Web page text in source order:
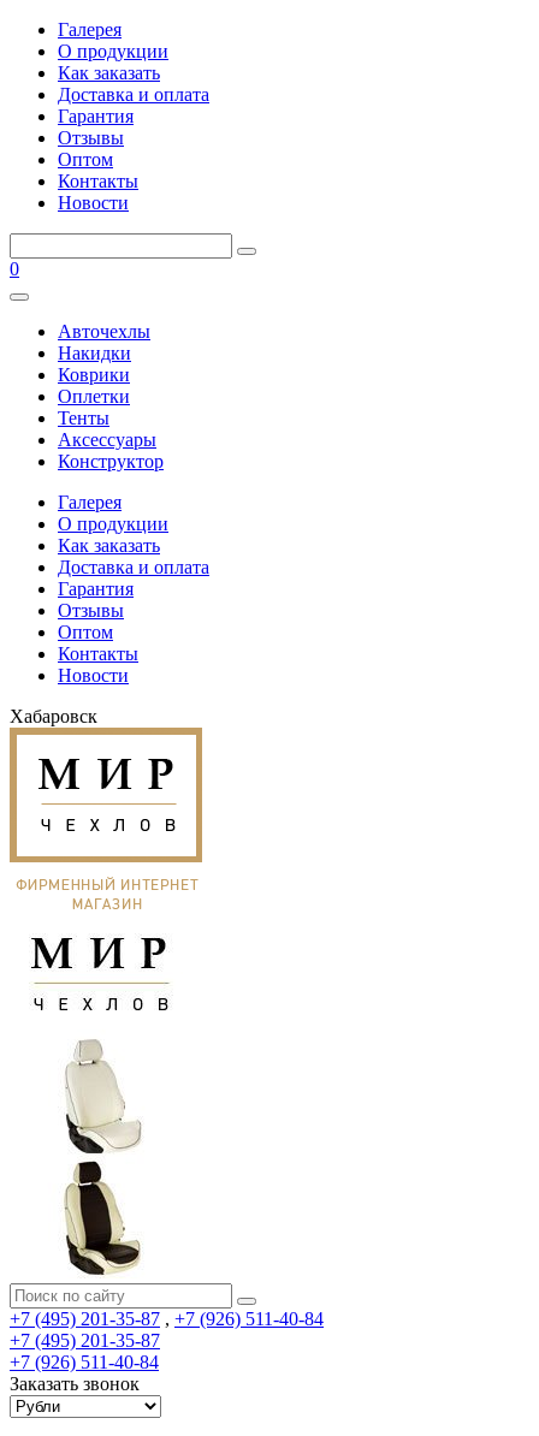
Галерея
О продукции
Как заказать
Доставка и оплата
Гарантия
Отзывы
Оптом
Контакты
Новости
0
Авточехлы
Накидки
Коврики
Оплетки
Тенты
Аксессуары
Конструктор
Галерея
О продукции
Как заказать
Доставка и оплата
Гарантия
Отзывы
Оптом
Контакты
Новости
Хабаровск
+7 (495) 201-35-87 , +7 (926) 511-40-84
+7 (495) 201-35-87
+7 (926) 511-40-84
Заказать звонок